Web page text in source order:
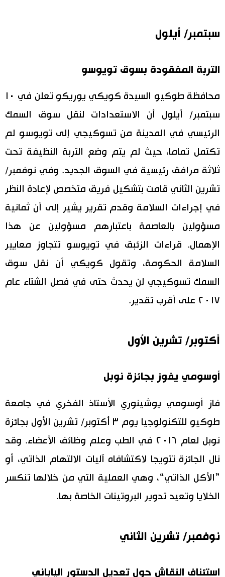
سبتمبر/ أيلول
التربة المفقودة بسوق تويوسو
محافظة طوكيو السيدة كويكي يوريكو تعلن في ١٠
سبتمبر/ أيلول أن الاستعدادات لنقل سوق السمك
الرئيسي في المدينة من تسوكيجي إلى تويوسو لم
تكتمل تماما، حيث لم يتم وضع التربة النظيفة تحت
ثلاثة مرافق رئيسية في السوق الجديد. وفي نوفمبر/
تشرين الثاني قامت بتشكيل فريق متخصص لإعادة النظر
في إجراءات السلامة وقدم تقرير يشير إلى أن ثمانية
مسؤولين بالعاصمة باعتبارهم مسؤولين عن هذا
الإهمال. قراءات الزئبق في تويوسو تتجاوز معايير
السلامة الحكومة، وتقول كويكي أن نقل سوق
السمك تسوكيجي لن يحدث حتى في فصل الشتاء عام
٢٠١٧ على أقرب تقدير.
أكتوبر/ تشرين الأول
أوسومي يفوز بجائزة نوبل
فاز أوسومي يوشينوري الأستاذ الفخري في جامعة
طوكيو للتكنولوجيا يوم ٣ أكتوبر/ تشرين الأول بجائزة
نوبل لعام ٢٠١٦ في الطب وعلم وظائف الأعضاء. وقد
نال الجائزة تتويجا لاكتشافاه آليات الالتهام الذاتي، أو
”الأكل الذاتي“، وهي العملية التي من خلالها تنكسر
الخلايا وتعيد تدوير البروتينات الخاصة بها.
نوفمبر/ تشرين الثاني
استئناف النقاش حول تعديل الدستور الياباني